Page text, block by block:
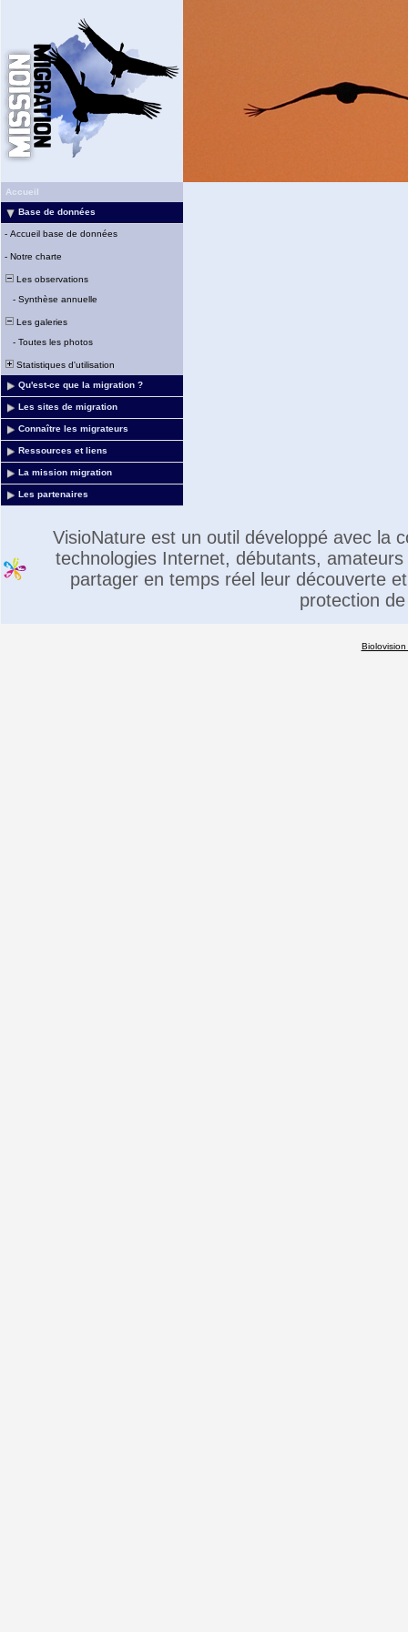
Accueil
Base de données
- Accueil base de données
- Notre charte
Les observations
- Synthèse annuelle
Les galeries
- Toutes les photos
Statistiques d'utilisation
Qu'est-ce que la migration ?
Les sites de migration
Connaître les migrateurs
Ressources et liens
La mission migration
Les partenaires
VisioNature est un outil développé avec la
technologies Internet, débutants,
partager en temps réel leur découverte
protection
Biolovision